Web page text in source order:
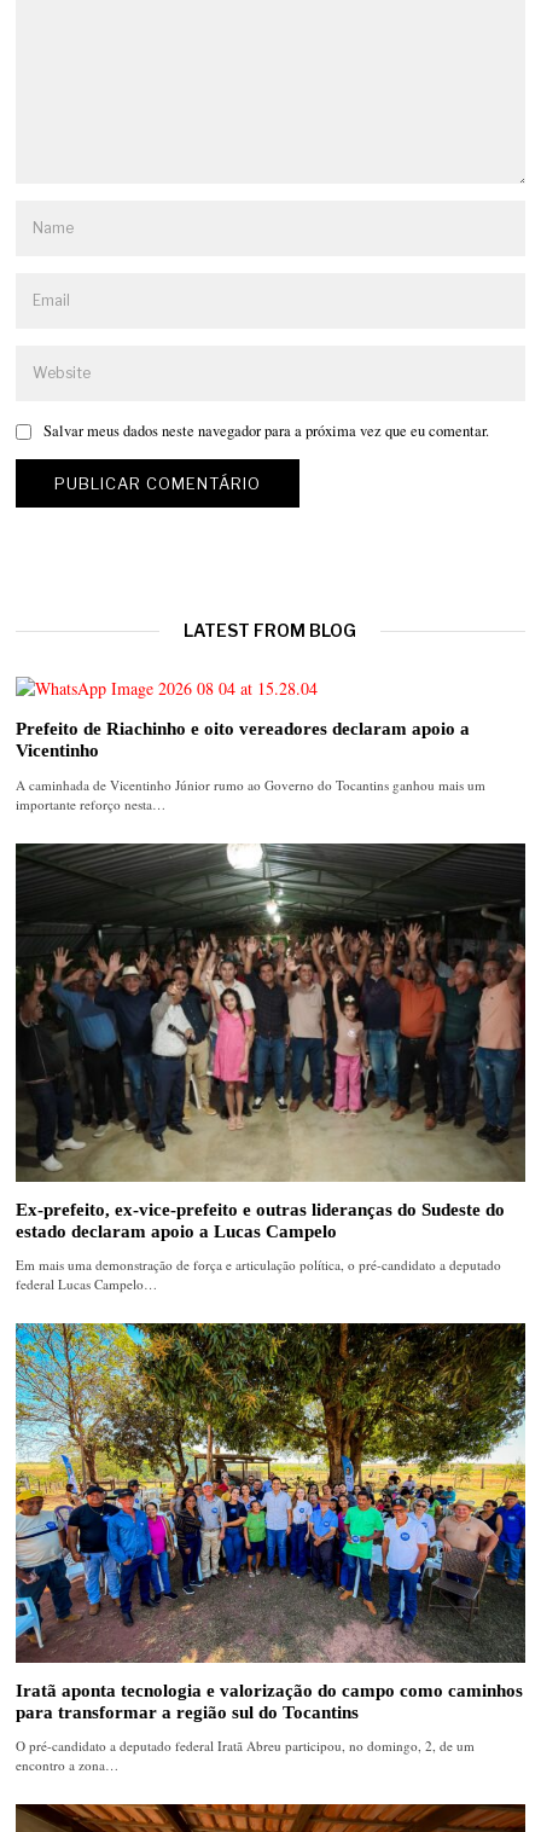
Salvar meus dados neste navegador para a próxima vez que eu comentar.
LATEST FROM BLOG
Prefeito de Riachinho e oito vereadores declaram apoio a
Vicentinho
A caminhada de Vicentinho Júnior rumo ao Governo do Tocantins ganhou mais um
importante reforço nesta…
Ex-prefeito, ex-vice-prefeito e outras lideranças do Sudeste do
estado declaram apoio a Lucas Campelo
Em mais uma demonstração de força e articulação política, o pré-candidato a deputado
federal Lucas Campelo…
Iratã aponta tecnologia e valorização do campo como caminhos
para transformar a região sul do Tocantins
O pré-candidato a deputado federal Iratã Abreu participou, no domingo, 2, de um
encontro a zona…